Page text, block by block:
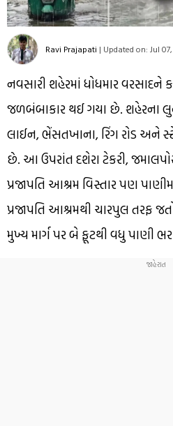
Ravi Prajapati | Updated on: Jul
નવસારી શહેરમાં ધોધમાર વરસાદને
જળબંબાકાર થઈ ગયા છે. શહેરના
લાઈન, ભેંસતખાના, રિંગ રોડ અને
છે. આ ઉપરાંત દશેરા ટેકરી,
પ્રજાપતિ આશ્રમ વિસ્તાર પણ
પ્રજાપતિ આશ્રમથી ચારપુલ તરફ
મુખ્ય માર્ગ પર બે ફૂટથી વધુ પાણી